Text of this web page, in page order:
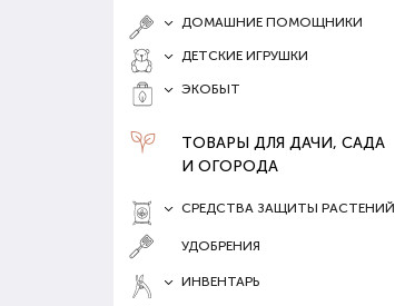
ДОМАШНИЕ ПОМОЩНИКИ
ДЕТСКИЕ ИГРУШКИ
ЭКОБЫТ
ТОВАРЫ ДЛЯ ДАЧИ, САДА
И ОГОРОДА
СРЕДСТВА ЗАЩИТЫ РАСТЕНИЙ
УДОБРЕНИЯ
ИНВЕНТАРЬ